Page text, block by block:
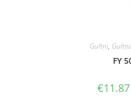
Gultņi,
FY
€11.87